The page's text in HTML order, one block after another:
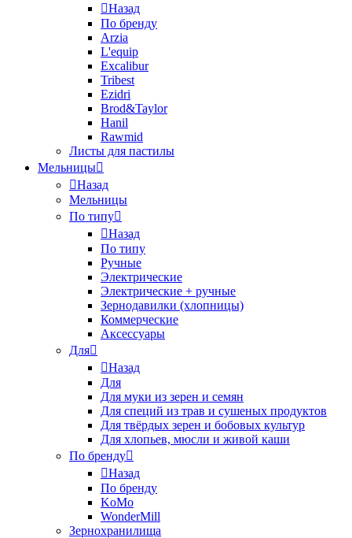
Назад
По бренду
Arzia
L'equip
Excalibur
Tribest
Ezidri
Brod&Taylor
Hanil
Rawmid
Листы для пастилы
Мельницы
Назад
Мельницы
По типу
Назад
По типу
Ручные
Электрические
Электрические + ручные
Зернодавилки (хлопницы)
Коммерческие
Аксессуары
Для
Назад
Для
Для муки из зерен и семян
Для специй из трав и сушеных продуктов
Для твёрдых зерен и бобовых культур
Для хлопьев, мюсли и живой каши
По бренду
Назад
По бренду
KoMo
WonderMill
Зернохранилища